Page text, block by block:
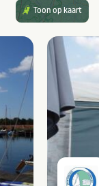
Toon op kaart